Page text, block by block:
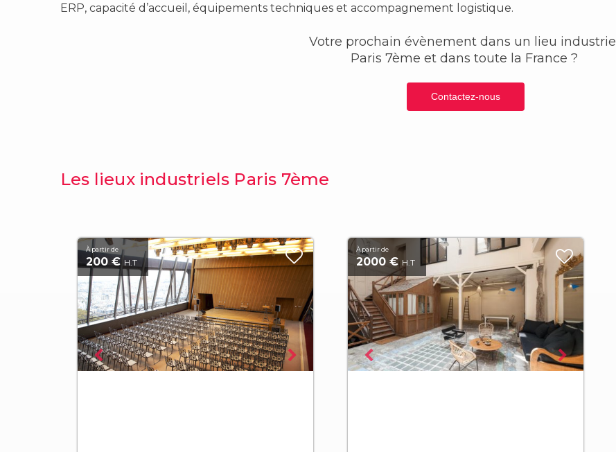
ERP, capacité d’accueil, équipements techniques et accompagnement logistique.
Votre prochain évènement dans un lieu industriel
Paris 7ème et dans toute la France ?
Contactez-nous
Les lieux industriels Paris 7ème
À partir de
200 € H.T
À partir de
2000 € H.T